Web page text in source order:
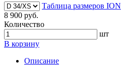
Таблица размеров ION
8 900 руб.
Количество
шт
В корзину
Описание